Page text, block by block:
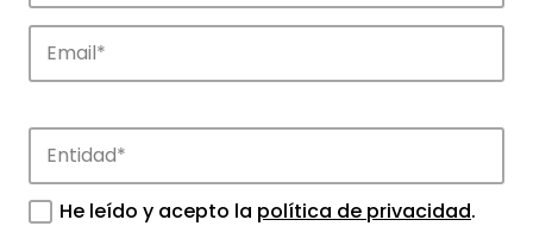
Noticias
APTE y sus parques científicos y
tecnológicos.
He leído y acepto la política de privacidad.